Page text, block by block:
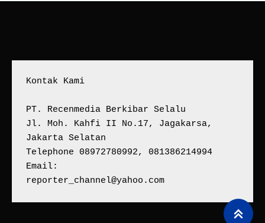
Kontak Kami
PT. Recenmedia Berkibar Selalu
Jl. Moh. Kahfi II No.17, Jagakarsa,
Jakarta Selatan
Telephone 08972780992, 081386214994
Email:
reporter_channel@yahoo.com